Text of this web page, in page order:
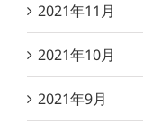
2021年11月
2021年10月
2021年9月